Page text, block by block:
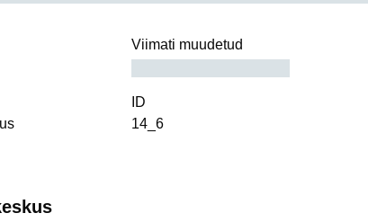
Viimati muudetud
ID
14_6